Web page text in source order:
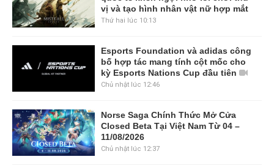
vị và tạo hình nhân vật nữ hợp mắt
Thứ hai lúc 10:13
Esports Foundation và adidas công
bố hợp tác mang tính cột mốc cho
kỳ Esports Nations Cup đầu tiên
Chủ nhật lúc 12:46
Norse Saga Chính Thức Mở Cửa
Closed Beta Tại Việt Nam Từ 04 –
11/08/2026
Chủ nhật lúc 12:37